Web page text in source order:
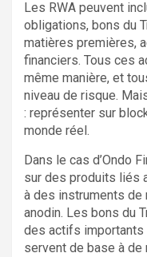
Les RWA peuvent
obligations, bons du
matières premières,
financiers. Tous ces
même manière, et
niveau de risque.
: représenter sur
monde réel.
Dans le cas d’Ondo
sur des produits liés
à des instruments de
anodin. Les bons du
des actifs importants
servent de base à